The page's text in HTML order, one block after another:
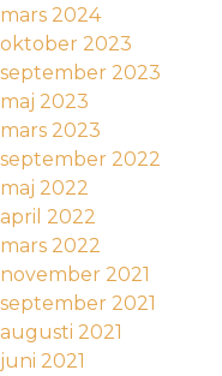
mars 2024
oktober 2023
september 2023
maj 2023
mars 2023
september 2022
maj 2022
april 2022
mars 2022
november 2021
september 2021
augusti 2021
juni 2021